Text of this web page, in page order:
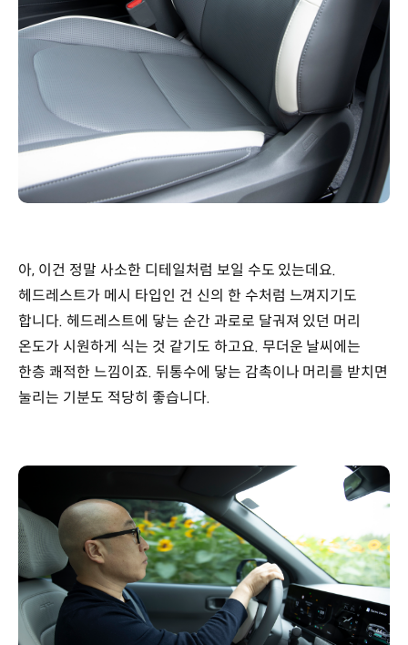
아, 이건 정말 사소한 디테일처럼 보일 수도 있는데요.
헤드레스트가 메시 타입인 건 신의 한 수처럼 느껴지기도
합니다. 헤드레스트에 닿는 순간 과로로 달궈져 있던 머리
온도가 시원하게 식는 것 같기도 하고요. 무더운 날씨에는
한층 쾌적한 느낌이죠. 뒤통수에 닿는 감촉이나 머리를 받치면
눌리는 기분도 적당히 좋습니다.